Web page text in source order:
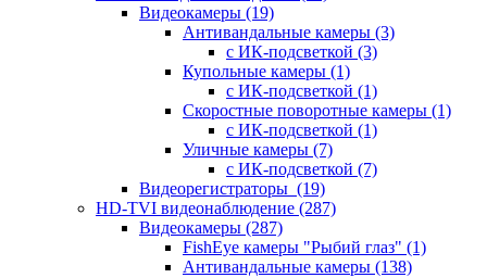
Видеокамеры (19)
Антивандальные камеры (3)
с ИК-подсветкой (3)
Купольные камеры (1)
с ИК-подсветкой (1)
Скоростные поворотные камеры (1)
с ИК-подсветкой (1)
Уличные камеры (7)
с ИК-подсветкой (7)
Видеорегистраторы (19)
HD-TVI видеонаблюдение (287)
Видеокамеры (287)
FishEye камеры "Рыбий глаз" (1)
Антивандальные камеры (138)